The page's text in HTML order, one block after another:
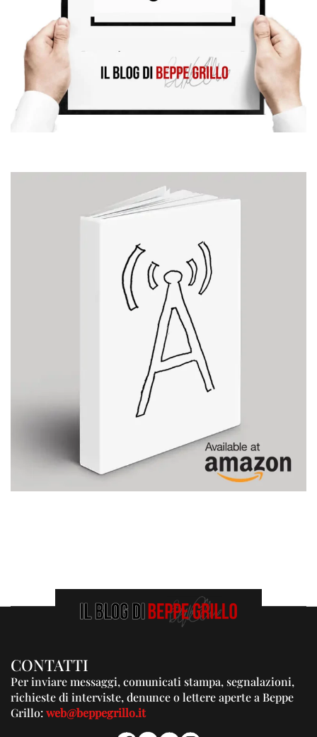
CONTATTI
Per inviare messaggi, comunicati stampa, segnalazioni,
richieste di interviste, denunce o lettere aperte a Beppe
Grillo:web@beppegrillo.it